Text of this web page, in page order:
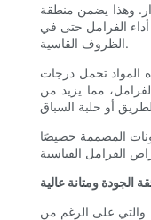
وهذا يضمن منطقة
الفرامل حتى في
الظروف القاسية.
المواد تحمل درجات
مما يزيد من
المصممة خصيصًا
الجودة ومتانة عالية
والتي على الرغم من